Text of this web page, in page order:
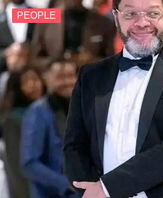
PEOPLE